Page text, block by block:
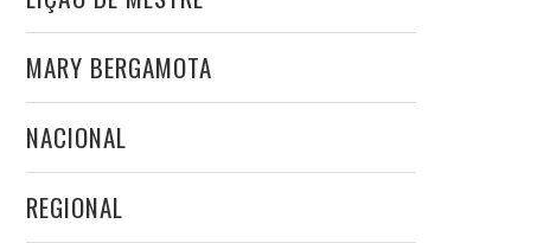
MARY BERGAMOTA
NACIONAL
REGIONAL